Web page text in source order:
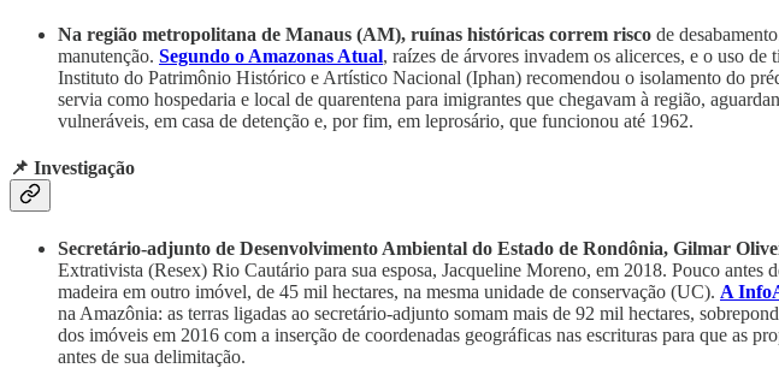
Na região metropolitana de Manaus (AM), ruínas históricas correm risco de
manutenção. Segundo o Amazonas Atual, raízes de árvores invadem os alicerces, e o uso
Instituto do Patrimônio Histórico e Artístico Nacional (Iphan) recomendou o isolamento do
servia como hospedaria e local de quarentena para imigrantes que chegavam à região,
vulneráveis, em casa de detenção e, por fim, em leprosário, que funcionou até 1962.
📌 Investigação
Secretário-adjunto de Desenvolvimento Ambiental do Estado de Rondônia, Gilmar
Extrativista (Resex) Rio Cautário para sua esposa, Jacqueline Moreno, em 2018. Pouco
madeira em outro imóvel, de 45 mil hectares, na mesma unidade de conservação (UC). A
na Amazônia: as terras ligadas ao secretário-adjunto somam mais de 92 mil hectares,
dos imóveis em 2016 com a inserção de coordenadas geográficas nas escrituras para que as
antes de sua delimitação.